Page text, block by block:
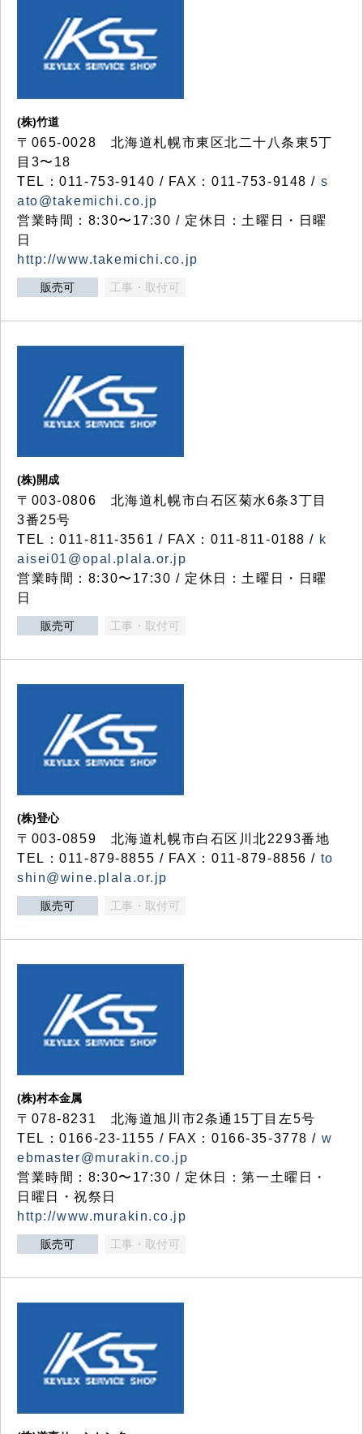
(株)竹道
〒065-0028 北海道札幌市東区北二十八条東5丁
目3〜18
TEL：011-753-9140 / FAX：011-753-9148 / s
ato@takemichi.co.jp
営業時間：8:30〜17:30 / 定休日：土曜日・日曜
日
http://www.takemichi.co.jp
販売可 工事・取付可
(株)開成
〒003-0806 北海道札幌市白石区菊水6条3丁目
3番25号
TEL：011-811-3561 / FAX：011-811-0188 / k
aisei01@opal.plala.or.jp
営業時間：8:30〜17:30 / 定休日：土曜日・日曜
日
販売可 工事・取付可
(株)登心
〒003-0859 北海道札幌市白石区川北2293番地
TEL：011-879-8855 / FAX：011-879-8856 / to
shin@wine.plala.or.jp
販売可 工事・取付可
(株)村本金属
〒078-8231 北海道旭川市2条通15丁目左5号
TEL：0166-23-1155 / FAX：0166-35-3778 / w
ebmaster@murakin.co.jp
営業時間：8:30〜17:30 / 定休日：第一土曜日・
日曜日・祝祭日
http://www.murakin.co.jp
販売可 工事・取付可